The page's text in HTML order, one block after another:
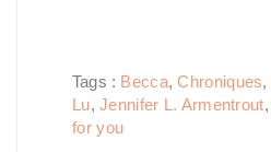
Tags : Becca,Chroniques,
Lu,Jennifer L. Armentrout,
for you